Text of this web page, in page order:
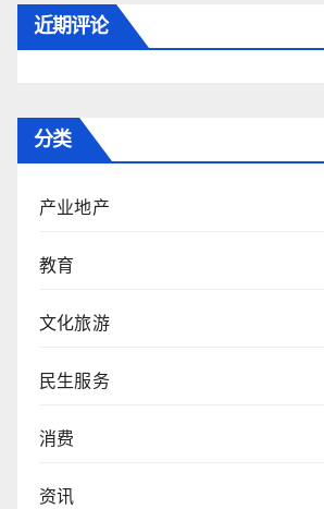
近期评论
分类
产业地产
教育
文化旅游
民生服务
消费
资讯